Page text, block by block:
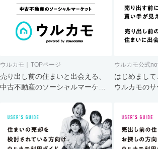
ウルカモ｜TOPページ
売り出し前の住まいと出会える、
中古不動産のソーシャルマーケッ
ウルカモ公式
はじめまし
ウルカモの